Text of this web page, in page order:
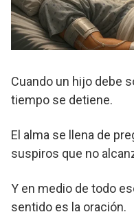
Cuando un hijo debe
tiempo se detiene.
El alma se llena de
suspiros que no
Y en medio de todo
sentido es la oración.